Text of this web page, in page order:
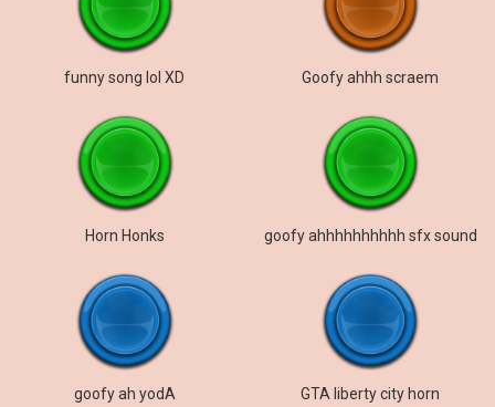
funny song lol XD Goofy ahhh scraem
Horn Honks goofy ahhhhhhhhhh sfx sound
goofy ah yodA GTA liberty city horn